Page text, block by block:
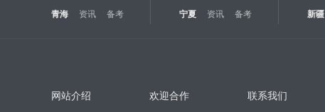
青海
资讯 备考 宁夏 资讯 备考 新疆
网站介绍 欢迎合作 联系我们